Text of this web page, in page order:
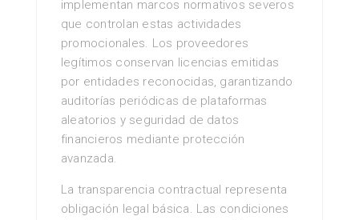
implementan marcos normativos severos
que controlan estas actividades
promocionales. Los proveedores
legítimos conservan licencias emitidas
por entidades reconocidas, garantizando
auditorías periódicas de plataformas
aleatorios y seguridad de datos
financieros mediante protección
avanzada.
La transparencia contractual representa
obligación legal básica. Las condiciones